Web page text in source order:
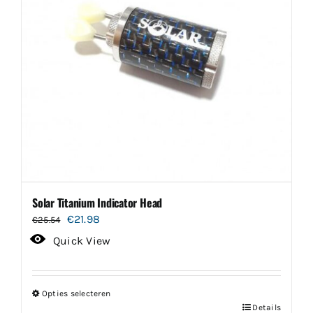
Solar Titanium Indicator Head
€25.54
Oorspronkelijke
prijs
€25.54.
€21.98
prijs
€21.98.
Quick View
Opties selecteren
Details